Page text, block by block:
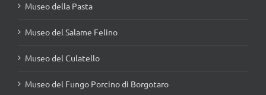
Museo della Pasta
Museo del Salame Felino
Museo del Culatello
Museo del Fungo Porcino di Borgotaro